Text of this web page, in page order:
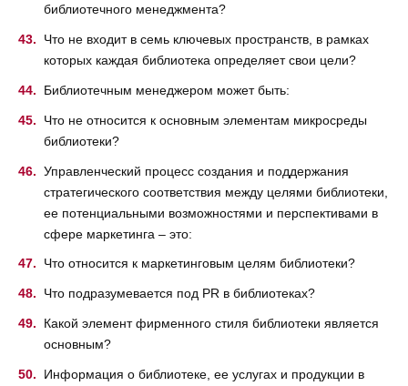
библиотечного менеджмента?
Что не входит в семь ключевых пространств, в рамках
которых каждая библиотека определяет свои цели?
Библиотечным менеджером может быть:
Что не относится к основным элементам микросреды
библиотеки?
Управленческий процесс создания и поддержания
стратегического соответствия между целями библиотеки,
ее потенциальными возможностями и перспективами в
сфере маркетинга – это:
Что относится к маркетинговым целям библиотеки?
Что подразумевается под PR в библиотеках?
Какой элемент фирменного стиля библиотеки является
основным?
Информация о библиотеке, ее услугах и продукции в